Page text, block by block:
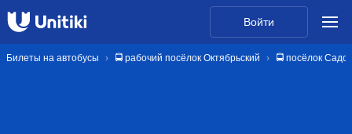
Войти
Билеты на автобусы 🚍 рабочий посёлок Октябрьский 🚍 посёлок